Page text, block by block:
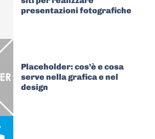
presentazioni fotografiche
Placeholder: cos’è e cosa
serve nella grafica e nel
design